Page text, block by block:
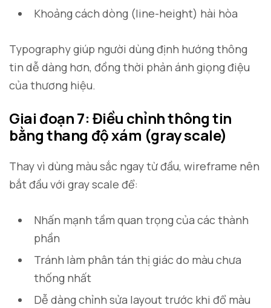
Khoảng cách dòng (line-height) hài hòa
Typography giúp người dùng định hướng thông
tin dễ dàng hơn, đồng thời phản ánh giọng điệu
của thương hiệu.
Giai đoạn 7: Điều chỉnh thông tin
bằng thang độ xám (gray scale)
Thay vì dùng màu sắc ngay từ đầu, wireframe nên
bắt đầu với gray scale để:
Nhấn mạnh tầm quan trọng của các thành
phần
Tránh làm phân tán thị giác do màu chưa
thống nhất
Dễ dàng chỉnh sửa layout trước khi đổ màu